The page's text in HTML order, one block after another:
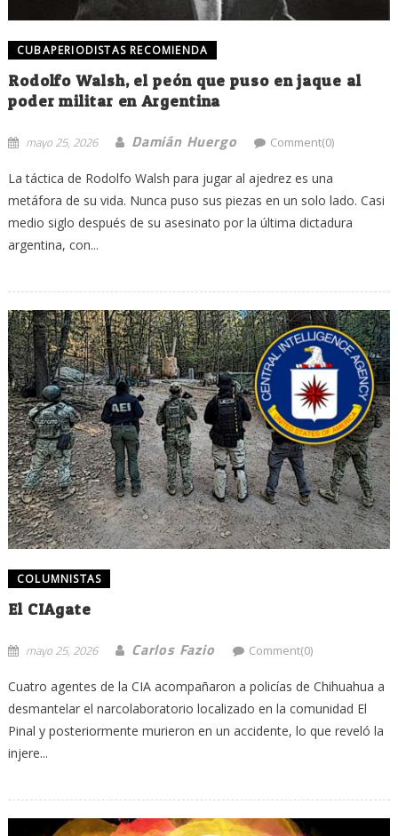
CUBAPERIODISTAS RECOMIENDA
Rodolfo Walsh, el peón que puso en jaque al
poder militar en Argentina
mayo 25, 2026 Damián Huergo Comment(0)
La táctica de Rodolfo Walsh para jugar al ajedrez es una
metáfora de su vida. Nunca puso sus piezas en un solo lado. Casi
medio siglo después de su asesinato por la última dictadura
argentina, con...
COLUMNISTAS
El CIAgate
mayo 25, 2026 Carlos Fazio Comment(0)
Cuatro agentes de la CIA acompañaron a policías de Chihuahua a
desmantelar el narcolaboratorio localizado en la comunidad El
Pinal y posteriormente murieron en un accidente, lo que reveló la
injere...